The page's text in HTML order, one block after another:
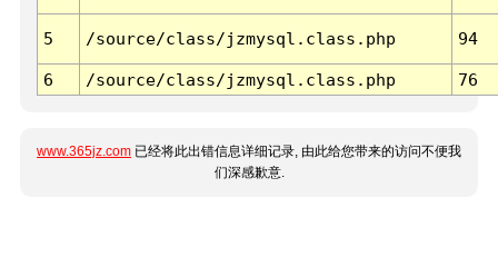
5 /source/class/jzmysql.class.php 94
6 /source/class/jzmysql.class.php 76
www.365jz.com 已经将此出错信息详细记录, 由此给您带来的访问不便我
们深感歉意.